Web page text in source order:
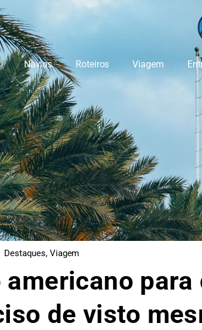
Navios Roteiros Viagem
Destaques, Viagem
de visto